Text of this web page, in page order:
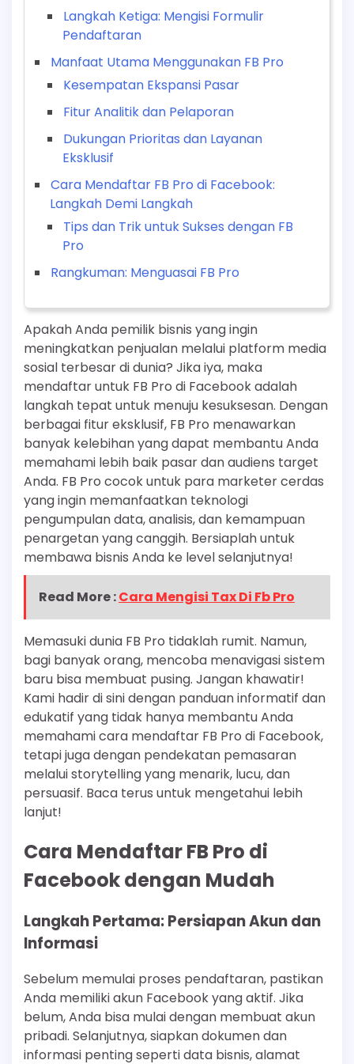
Langkah Ketiga: Mengisi Formulir
Pendaftaran
Manfaat Utama Menggunakan FB Pro
Kesempatan Ekspansi Pasar
Fitur Analitik dan Pelaporan
Dukungan Prioritas dan Layanan
Eksklusif
Cara Mendaftar FB Pro di Facebook:
Langkah Demi Langkah
Tips dan Trik untuk Sukses dengan FB
Pro
Rangkuman: Menguasai FB Pro
Apakah Anda pemilik bisnis yang ingin
meningkatkan penjualan melalui platform media
sosial terbesar di dunia? Jika iya, maka
mendaftar untuk FB Pro di Facebook adalah
langkah tepat untuk menuju kesuksesan. Dengan
berbagai fitur eksklusif, FB Pro menawarkan
banyak kelebihan yang dapat membantu Anda
memahami lebih baik pasar dan audiens target
Anda. FB Pro cocok untuk para marketer cerdas
yang ingin memanfaatkan teknologi
pengumpulan data, analisis, dan kemampuan
penargetan yang canggih. Bersiaplah untuk
membawa bisnis Anda ke level selanjutnya!
Read More :Cara Mengisi Tax Di Fb Pro
Memasuki dunia FB Pro tidaklah rumit. Namun,
bagi banyak orang, mencoba menavigasi sistem
baru bisa membuat pusing. Jangan khawatir!
Kami hadir di sini dengan panduan informatif dan
edukatif yang tidak hanya membantu Anda
memahami cara mendaftar FB Pro di Facebook,
tetapi juga dengan pendekatan pemasaran
melalui storytelling yang menarik, lucu, dan
persuasif. Baca terus untuk mengetahui lebih
lanjut!
Cara Mendaftar FB Pro di
Facebook dengan Mudah
Langkah Pertama: Persiapan Akun dan
Informasi
Sebelum memulai proses pendaftaran, pastikan
Anda memiliki akun Facebook yang aktif. Jika
belum, Anda bisa mulai dengan membuat akun
pribadi. Selanjutnya, siapkan dokumen dan
informasi penting seperti data bisnis, alamat